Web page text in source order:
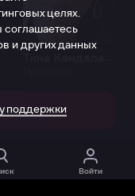
Войти
целях.
и других данных
поддержки